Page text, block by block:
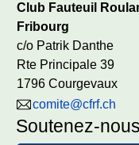
Club Fauteuil
Fribourg
c/o Patrik Danthe
Rte Principale 39
1796 Courgevaux
comite@cfrf.ch
Soutenez-nous